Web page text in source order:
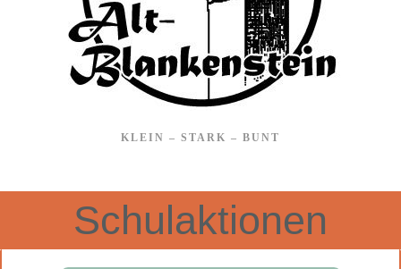
KLEIN – STARK – BUNT
Schulaktionen